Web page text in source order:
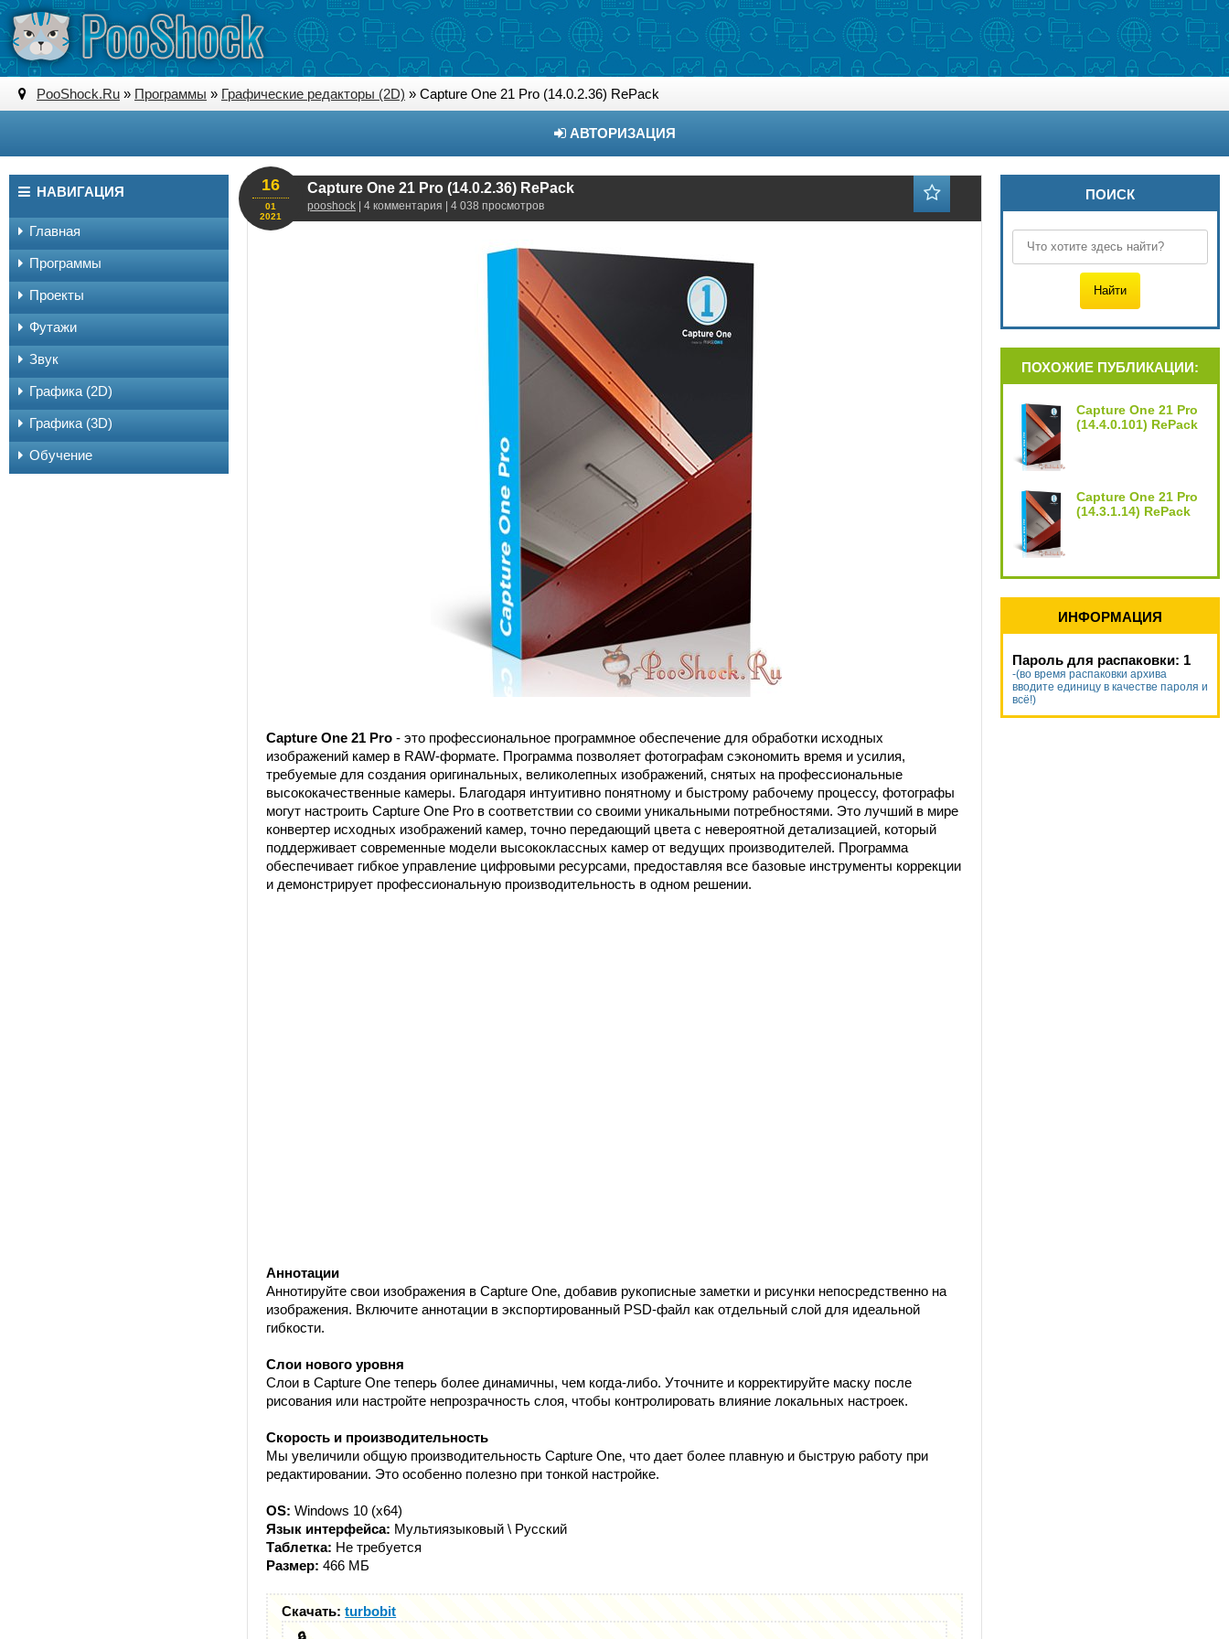
PooShock.Ru » Программы » Графические редакторы (2D) » Capture One 21 Pro (14.0.2.36) RePack
АВТОРИЗАЦИЯ
Capture One 21 Pro (14.0.2.36) RePack
pooshock | 4 комментария | 4 038 просмотров
16
01
2021
Capture One 21 Pro - это профессиональное программное обеспечение для обработки исходных
изображений камер в RAW-формате. Программа позволяет фотографам сэкономить время и усилия,
требуемые для создания оригинальных, великолепных изображений, снятых на профессиональные
высококачественные камеры. Благодаря интуитивно понятному и быстрому рабочему процессу, фотографы
могут настроить Capture One Pro в соответствии со своими уникальными потребностями. Это лучший в мире
конвертер исходных изображений камер, точно передающий цвета с невероятной детализацией, который
поддерживает современные модели высококлассных камер от ведущих производителей. Программа
обеспечивает гибкое управление цифровыми ресурсами, предоставляя все базовые инструменты коррекции
и демонстрирует профессиональную производительность в одном решении.
Аннотации
Аннотируйте свои изображения в Capture One, добавив рукописные заметки и рисунки непосредственно на
изображения. Включите аннотации в экспортированный PSD-файл как отдельный слой для идеальной
гибкости.
Слои нового уровня
Слои в Capture One теперь более динамичны, чем когда-либо. Уточните и корректируйте маску после
рисования или настройте непрозрачность слоя, чтобы контролировать влияние локальных настроек.
Скорость и производительность
Мы увеличили общую производительность Capture One, что дает более плавную и быструю работу при
редактировании. Это особенно полезно при тонкой настройке.
OS: Windows 10 (x64)
Язык интерфейса: Мультиязыковый \ Русский
Таблетка: Не требуется
Размер: 466 МБ
Скачать:turbobit
НАВИГАЦИЯ
Главная
Программы
Проекты
Футажи
Звук
Графика (2D)
Графика (3D)
Обучение
ПОИСК
ПОХОЖИЕ ПУБЛИКАЦИИ:
Capture One 21 Pro
(14.4.0.101) RePack
Capture One 21 Pro
(14.3.1.14) RePack
ИНФОРМАЦИЯ
Пароль для распаковки: 1
-(во время распаковки архива
вводите единицу в качестве пароля и
всё!)